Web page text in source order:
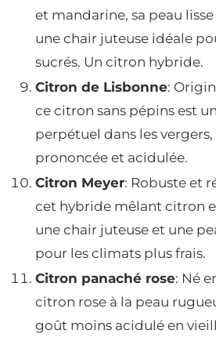
et mandarine, sa peau
une chair juteuse idéale
sucrés. Un citron hybride.
Citron de Lisbonne:
ce citron sans pépins est
perpétuel dans les
prononcée et acidulée.
Citron Meyer: Robuste et
cet hybride mêlant citron
une chair juteuse et une
pour les climats plus frais.
Citron panaché rose: Né
citron rose à la peau
goût moins acidulé en